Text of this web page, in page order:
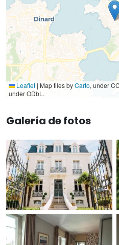
Leaflet | Map tiles byCarto, under
under ODbL.
Galería de fotos